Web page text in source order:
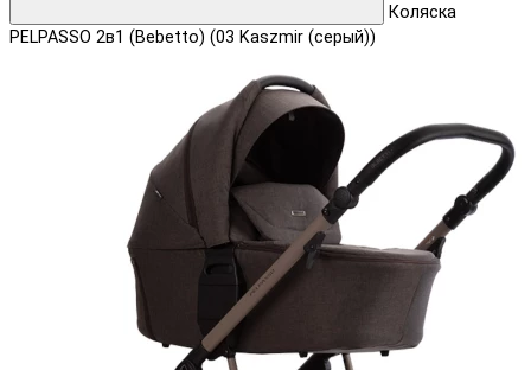
Коляска
PELPASSO 2в1 (Bebetto) (03 Kaszmir (серый))